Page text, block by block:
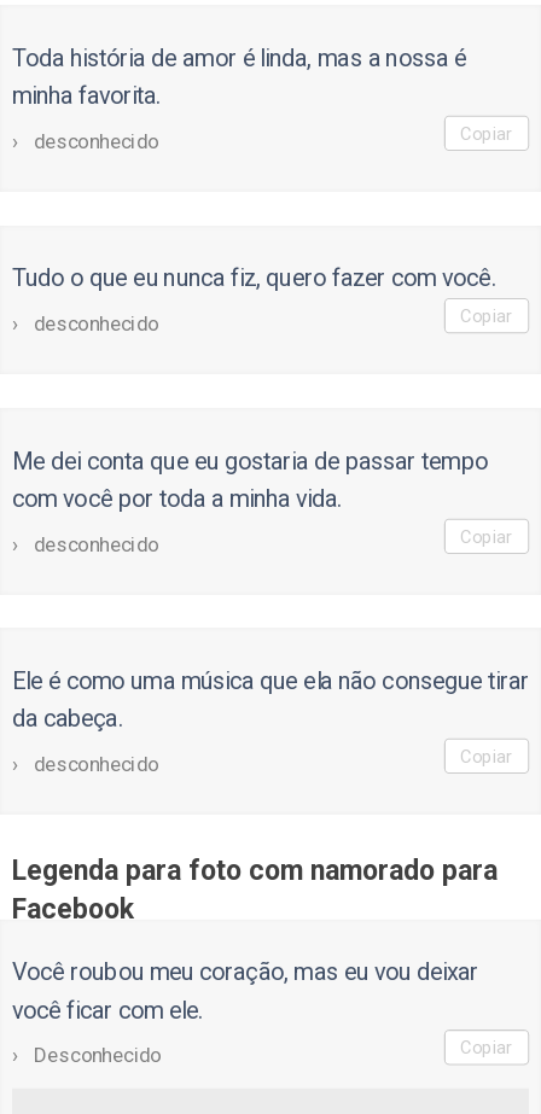
Toda história de amor é linda, mas a nossa é
minha favorita.
desconhecido Copiar
Tudo o que eu nunca fiz, quero fazer com você.
desconhecido Copiar
Me dei conta que eu gostaria de passar tempo
com você por toda a minha vida.
desconhecido Copiar
Ele é como uma música que ela não consegue tirar
da cabeça.
desconhecido Copiar
Legenda para foto com namorado para
Facebook
Você roubou meu coração, mas eu vou deixar
você ficar com ele.
Desconhecido Copiar